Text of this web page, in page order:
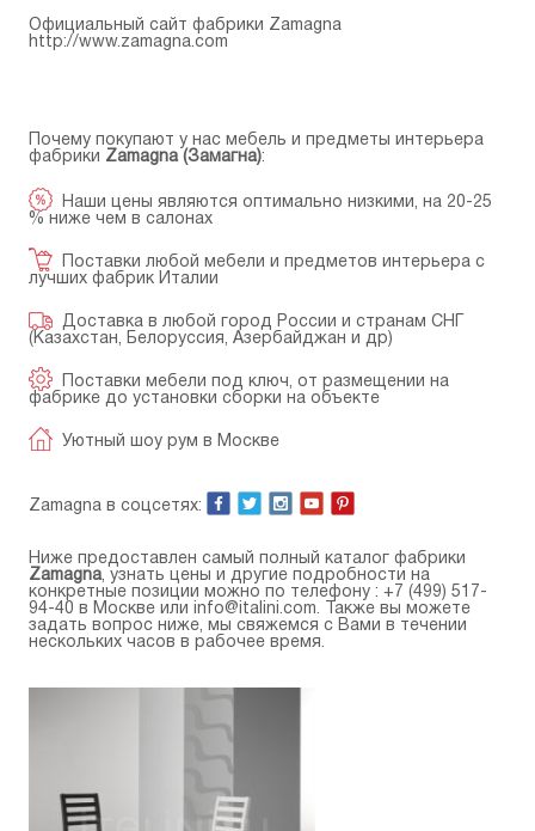
Официальный сайт фабрики Zamagna
http://www.zamagna.com
Почему покупают у нас мебель и предметы интерьера
фабрики Zamagna (Замагна):
Наши цены являются оптимально низкими, на 20-25
% ниже чем в салонах
Поставки любой мебели и предметов интерьера с
лучших фабрик Италии
Доставка в любой город России и странам СНГ
(Казахстан, Белоруссия, Азербайджан и др)
Поставки мебели под ключ, от размещении на
фабрике до установки сборки на объекте
Уютный шоу рум в Москве
Zamagna в соцсетях:
Ниже предоставлен самый полный каталог фабрики
Zamagna, узнать цены и другие подробности на
конкретные позиции можно по телефону : +7 (499) 517-
94-40 в Москве или info@italini.com. Также вы можете
задать вопрос ниже, мы свяжемся с Вами в течении
нескольких часов в рабочее время.